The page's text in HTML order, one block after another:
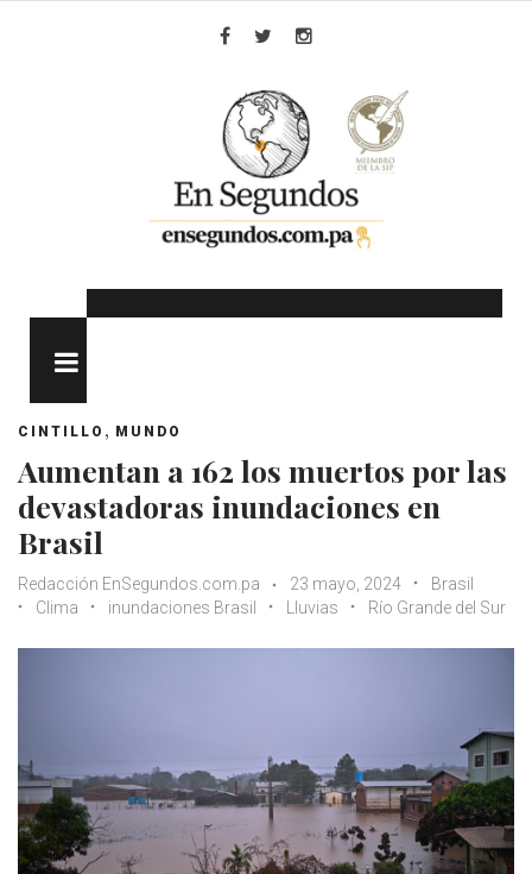
CINTILLO , MUNDO
Aumentan a 162 los muertos por las
devastadoras inundaciones en
Brasil
Redacción EnSegundos.com.pa 23 mayo, 2024
Brasil
Clima
inundaciones Brasil Lluvias Río Grande del Sur